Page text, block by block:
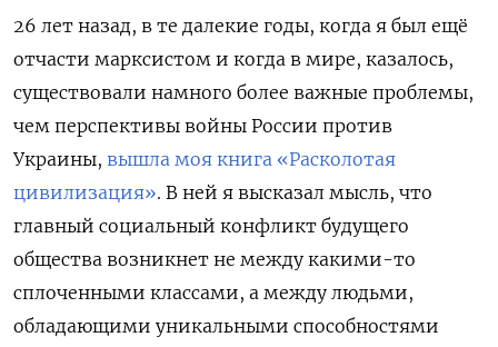
26 лет назад, в те далекие годы, когда я был ещё
отчасти марксистом и когда в мире, казалось,
существовали намного более важные проблемы,
чем перспективы войны России против
Украины, вышла моя книга «Расколотая
цивилизация». В ней я высказал мысль, что
главный социальный конфликт будущего
общества возникнет не между какими-то
сплоченными классами, а между людьми,
обладающими уникальными способностями